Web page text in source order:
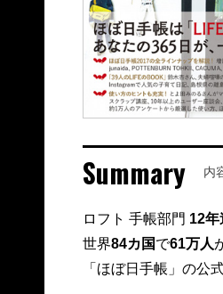
Summary 内
ロフト 手帳部門 12年
世界84カ国で61万人
「ほぼ日手帳」の公